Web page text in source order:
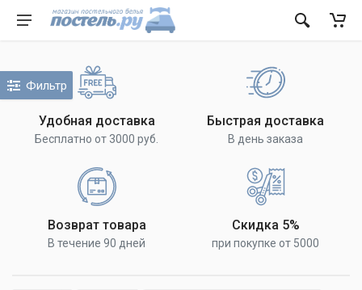
Удобная доставка
Бесплатно от 3000 руб.
Быстрая доставка
В день заказа
Возврат товара
В течение 90 дней
Скидка 5%
при покупке от 5000
Фильтр